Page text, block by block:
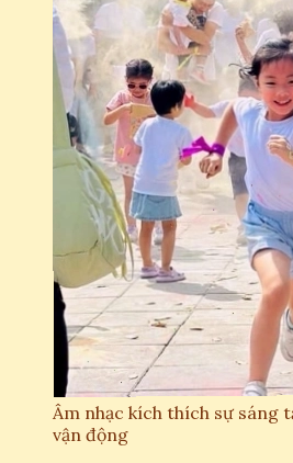
Âm nhạc kích thích sự sáng
vận động